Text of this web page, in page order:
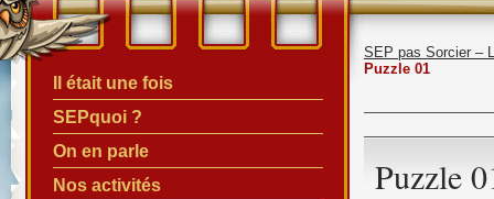
Il était une fois
SEPquoi ?
On en parle
Nos activités
SEP pas Sorcier –
Puzzle 01
Puzzle